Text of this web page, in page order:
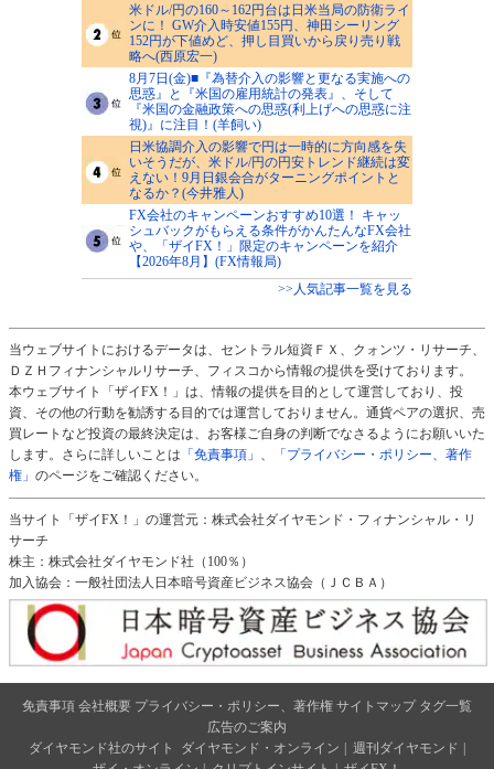
米ドル/円の160～162円台は日米当局の防衛ライ
ンに！ GW介入時安値155円、神田シーリング
152円が下値めど、押し目買いから戻り売り戦
略へ(西原宏一)
8月7日(金)■『為替介入の影響と更なる実施への
思惑』と『米国の雇用統計の発表』、そして
『米国の金融政策への思惑(利上げへの思惑に注
視)』に注目！(羊飼い)
日米協調介入の影響で円は一時的に方向感を失
いそうだが、米ドル/円の円安トレンド継続は変
えない！9月日銀会合がターニングポイントと
なるか？(今井雅人)
FX会社のキャンペーンおすすめ10選！ キャッ
シュバックがもらえる条件がかんたんなFX会社
や、「ザイFX！」限定のキャンペーンを紹介
【2026年8月】(FX情報局)
>>人気記事一覧を見る
当ウェブサイトにおけるデータは、セントラル短資ＦＸ、クォンツ・リサーチ、
ＤＺＨフィナンシャルリサーチ、フィスコから情報の提供を受けております。
本ウェブサイト「ザイFX！」は、情報の提供を目的として運営しており、投
資、その他の行動を勧誘する目的では運営しておりません。通貨ペアの選択、売
買レートなど投資の最終決定は、お客様ご自身の判断でなさるようにお願いいた
します。さらに詳しいことは 「免責事項」 、
「プライバシー・ポリシー、著作
権」 のページをご確認ください。
当サイト「ザイFX！」の運営元：株式会社ダイヤモンド・フィナンシャル・リ
サーチ
株主：株式会社ダイヤモンド社（100％）
加入協会：一般社団法人日本暗号資産ビジネス協会（ＪＣＢＡ）
免責事項 会社概要 プライバシー・ポリシー、著作権 サイトマップ タグ一覧
広告のご案内
ダイヤモンド社のサイト
ダイヤモンド・オンライン 週刊ダイヤモンド